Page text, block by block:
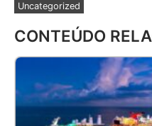
Uncategorized
CONTEÚDO